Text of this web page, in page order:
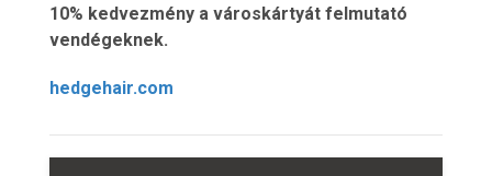
10% kedvezmény a városkártyát felmutató
vendégeknek.
hedgehair.com